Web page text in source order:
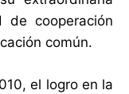
de cooperación
común.
el logro en la